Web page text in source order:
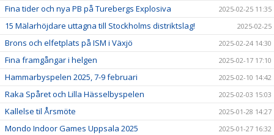
Fina tider och nya PB på Turebergs Explosiva 2025-02-25 11:35
15 Mälarhöjdare uttagna till Stockholms distriktslag! 2025-02-25
Brons och elfetplats på ISM i Växjö 2025-02-24 14:30
Fina framgångar i helgen 2025-02-17 17:10
Hammarbyspelen 2025, 7-9 februari 2025-02-10 14:42
Raka Spåret och Lilla Hässelbyspelen 2025-02-03 15:03
Kallelse til Årsmöte 2025-01-28 14:27
Mondo Indoor Games Uppsala 2025 2025-01-27 16:32